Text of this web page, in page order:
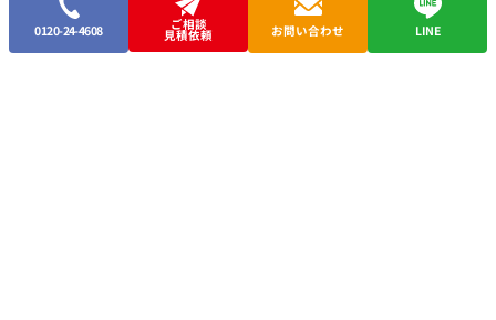
0120-24-4608 ご相談
見積依頼 お問い合わせ LINE